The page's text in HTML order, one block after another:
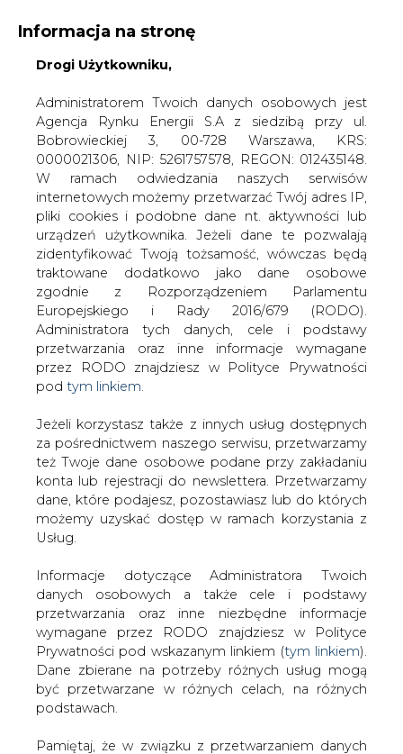
KONTAKT:
WYDAWCA PORTALU:
WYSOKI KONTRAST A A
ZALOGUJ SIĘ
WŁĄCZ CIRE.TV
Informacja na stronę
Drogi Użytkowniku,
Administratorem Twoich danych osobowych jest
Agencja Rynku Energii S.A z siedzibą przy ul.
Bobrowieckiej 3, 00-728 Warszawa, KRS:
0000021306, NIP: 5261757578, REGON: 012435148.
W ramach odwiedzania naszych serwisów
internetowych możemy przetwarzać Twój adres IP,
pliki cookies i podobne dane nt. aktywności lub
urządzeń użytkownika. Jeżeli dane te pozwalają
zidentyfikować Twoją tożsamość, wówczas będą
traktowane dodatkowo jako dane osobowe
zgodnie z Rozporządzeniem Parlamentu
Europejskiego i Rady 2016/679 (RODO).
Administratora tych danych, cele i podstawy
przetwarzania oraz inne informacje wymagane
przez RODO znajdziesz w Polityce Prywatności
pod tym linkiem.
Jeżeli korzystasz także z innych usług dostępnych
za pośrednictwem naszego serwisu, przetwarzamy
też Twoje dane osobowe podane przy zakładaniu
konta lub rejestracji do newslettera. Przetwarzamy
dane, które podajesz, pozostawiasz lub do których
możemy uzyskać dostęp w ramach korzystania z
Usług.
Informacje dotyczące Administratora Twoich
danych osobowych a także cele i podstawy
przetwarzania oraz inne niezbędne informacje
wymagane przez RODO znajdziesz w Polityce
Prywatności pod wskazanym linkiem (tym linkiem).
Dane zbierane na potrzeby różnych usług mogą
być przetwarzane w różnych celach, na różnych
podstawach.
Pamiętaj, że w związku z przetwarzaniem danych
Strona główna RYNEK GAZU /
Gaz w poniedziałek po
południu nadal taniał
2023-03-20 21:00
skomentuj
udostępnij: